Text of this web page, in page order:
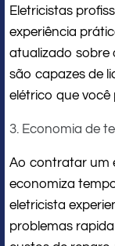
Eletricistas
experiência
atualizado sobre
são capazes de
elétrico que você
3. Economia de
Ao contratar um
economiza
eletricista
problemas